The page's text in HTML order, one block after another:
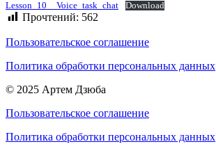
Lesson_10__Voice_task_chat Download
Прочтений: 562
Пользовательское соглашение
Политика обработки персональных данных
© 2025 Артем Дзюба
Пользовательское соглашение
Политика обработки персональных данных